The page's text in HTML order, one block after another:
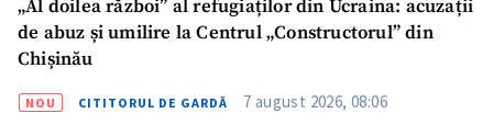
„Al doilea război” al refugiaților din Ucraina: acuzații
de abuz și umilire la Centrul „Constructorul” din
Chișinău
NOU CITITORUL DE GARDĂ 7 august 2026, 08:06